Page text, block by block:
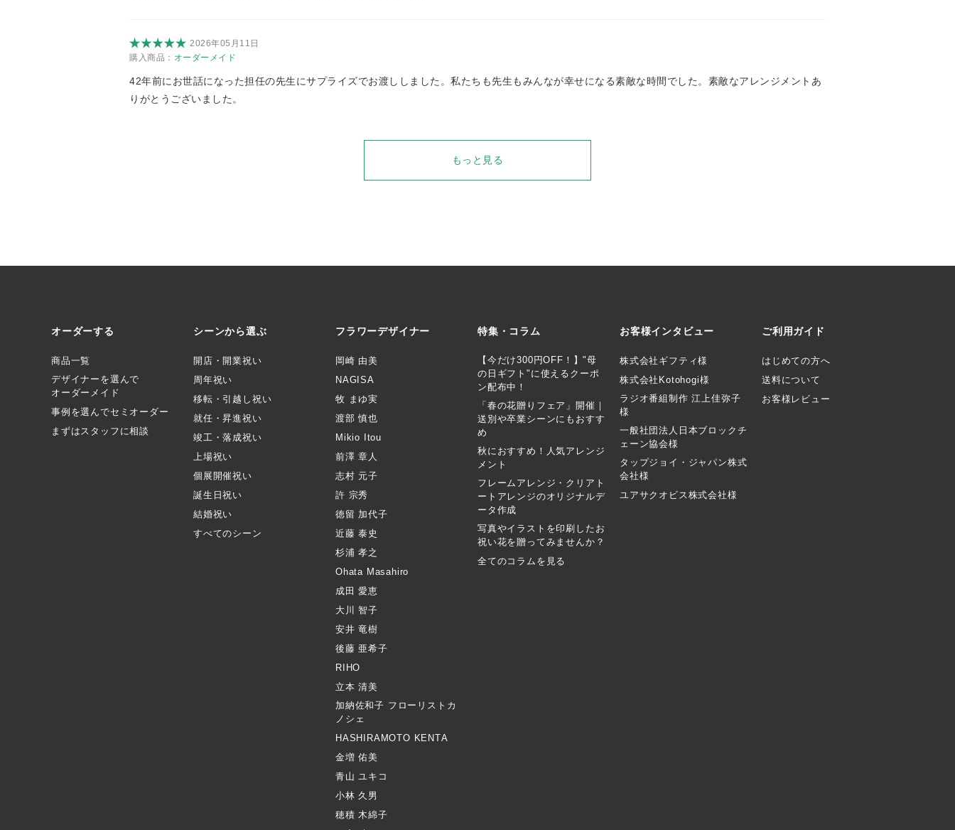
2026年05月11日
購入商品： オーダーメイド
42年前にお世話になった担任の先生にサプライズでお渡ししました。私たちも先生もみんなが幸せになる素敵な時間でした。素敵なアレンジメントあ
りがとうございました。
もっと見る
オーダーする
商品一覧
デザイナーを選んで
オーダーメイド
事例を選んでセミオーダー
まずはスタッフに相談
シーンから選ぶ
開店・開業祝い
周年祝い
移転・引越し祝い
就任・昇進祝い
竣工・落成祝い
上場祝い
個展開催祝い
誕生日祝い
結婚祝い
すべてのシーン
フラワーデザイナー
岡崎 由美
NAGISA
牧 まゆ実
渡部 慎也
Mikio Itou
前澤 章人
志村 元子
許 宗秀
徳留 加代子
近藤 泰史
杉浦 孝之
Ohata Masahiro
成田 愛恵
大川 智子
安井 竜樹
後藤 亜希子
RIHO
立本 清美
加納佐和子 フローリストカ
ノシェ
HASHIRAMOTO KENTA
金増 佑美
青山 ユキコ
小林 久男
穂積 木綿子
特集・コラム
【今だけ300円OFF！】"母
の日ギフト"に使えるクーポ
ン配布中！
「春の花贈りフェア」開催｜
送別や卒業シーンにもおすす
め
秋におすすめ！人気アレンジ
メント
フレームアレンジ・クリアト
ートアレンジのオリジナルデ
ータ作成
写真やイラストを印刷したお
祝い花を贈ってみませんか？
全てのコラムを見る
お客様インタビュー
株式会社ギフティ様
株式会社Kotohogi様
ラジオ番組制作 江上佳弥子
様
一般社団法人日本ブロックチ
ェーン協会様
タップジョイ・ジャパン株式
会社様
ユアサクオビス株式会社様
ご利用ガイド
はじめての方へ
送料について
お客様レビュー